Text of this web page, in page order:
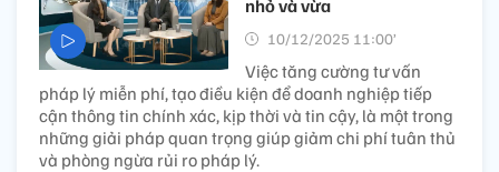
nhỏ và vừa
10/12/2025 11:00’
Việc tăng cường tư vấn
pháp lý miễn phí, tạo điều kiện để doanh nghiệp tiếp
cận thông tin chính xác, kịp thời và tin cậy, là một trong
những giải pháp quan trọng giúp giảm chi phí tuân thủ
và phòng ngừa rủi ro pháp lý.